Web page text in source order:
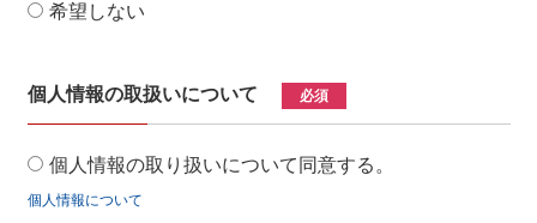
希望しない
個人情報の取扱いについて 必須
個人情報の取り扱いについて同意する。
個人情報について